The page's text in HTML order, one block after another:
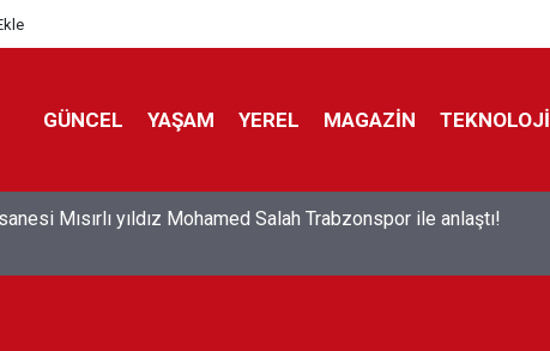
GÜNCEL YAŞAM YEREL MAGAZİN TEKNOLOJİ
Mısırlı yıldız Mohamed Salah Trabzonspor ile anlaştı!